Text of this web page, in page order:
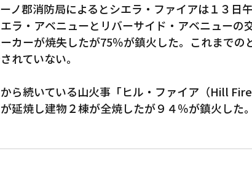
ノ郡消防局によるとシエラ・ファイアは１３日午
ラ・アベニューとリバーサイド・アベニューの
カーが焼失したが75％が鎮火した。これまでの
れていない。
ら続いている山火事「ヒル・ファイア（Hill
延焼し建物２棟が全焼したが９４％が鎮火した